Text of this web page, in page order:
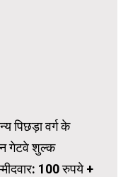
पिछड़ा वर्ग के
गेटवे शुल्क
100 रुपये +